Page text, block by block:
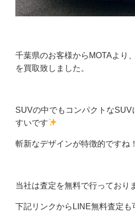
千葉県のお客様からMOTAより
を買取致しました。
SUVの中でもコンパクトなSUV
すいです
斬新なデザインが特徴的ですね！
当社は査定を無料で行っており
下記リンクからLINE無料査定も